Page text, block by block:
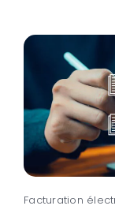
Facturation